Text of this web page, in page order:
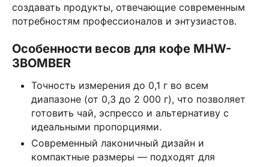
создавать продукты, отвечающие современным
потребностям профессионалов и энтузиастов.
Особенности весов для кофе MHW-
3BOMBER
Точность измерения до 0,1 г во всем
диапазоне (от 0,3 до 2 000 г), что позволяет
готовить чай, эспрессо и альтернативу с
идеальными пропорциями.
Современный лаконичный дизайн и
компактные размеры — подходят для